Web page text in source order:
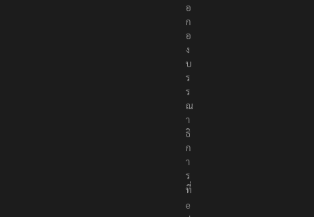
ก
อ
ง
บ
ร
ร
ณ
า
ธิ
ก
า
ร
ที่
e
d